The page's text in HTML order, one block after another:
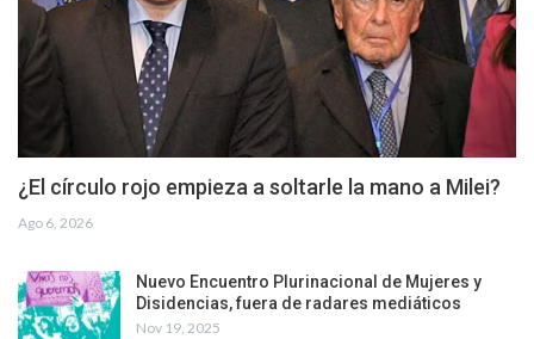
¿El círculo rojo empieza a soltarle la mano a Milei?
Ago 6, 2026
Nuevo Encuentro Plurinacional de Mujeres y
Disidencias, fuera de radares mediáticos
Nov 19, 2025